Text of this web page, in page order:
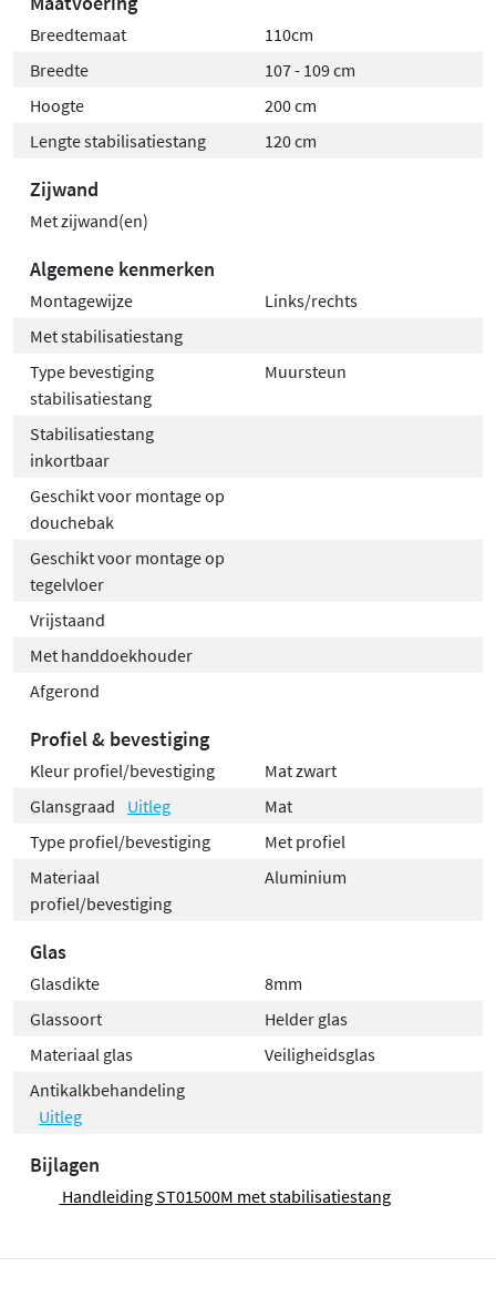
Breedtemaat
110cm
Breedte
107 - 109 cm
Hoogte
200 cm
Lengte stabilisatiestang
120 cm
Zijwand
Met zijwand(en)
Algemene kenmerken
Montagewijze
Links/rechts
Met stabilisatiestang
Type bevestiging
stabilisatiestang
Muursteun
Stabilisatiestang
inkortbaar
Geschikt voor montage op
douchebak
Geschikt voor montage op
tegelvloer
Vrijstaand
Met handdoekhouder
Afgerond
Profiel & bevestiging
Kleur profiel/bevestiging
Mat zwart
Glansgraad
Uitleg
Mat
Type profiel/bevestiging
Met profiel
Materiaal
profiel/bevestiging
Aluminium
Glas
Glasdikte
8mm
Glassoort
Helder glas
Materiaal glas
Veiligheidsglas
Antikalkbehandeling
Uitleg
Bijlagen
Handleiding ST01500M met stabilisatiestang